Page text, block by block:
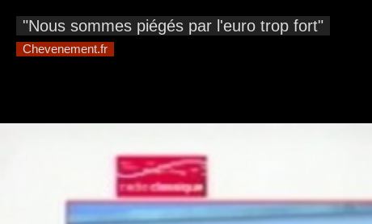
"Nous sommes piégés par l'euro trop fort"
Chevenement.fr